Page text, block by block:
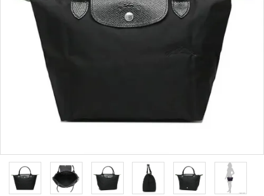
支払い方法
配送・送料
返品関連
特定商取引
プライバシーポリシー
メルマガ登録
ATOM
マイアカウント